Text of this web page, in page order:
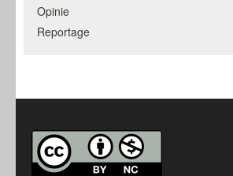
Opinie
Reportage